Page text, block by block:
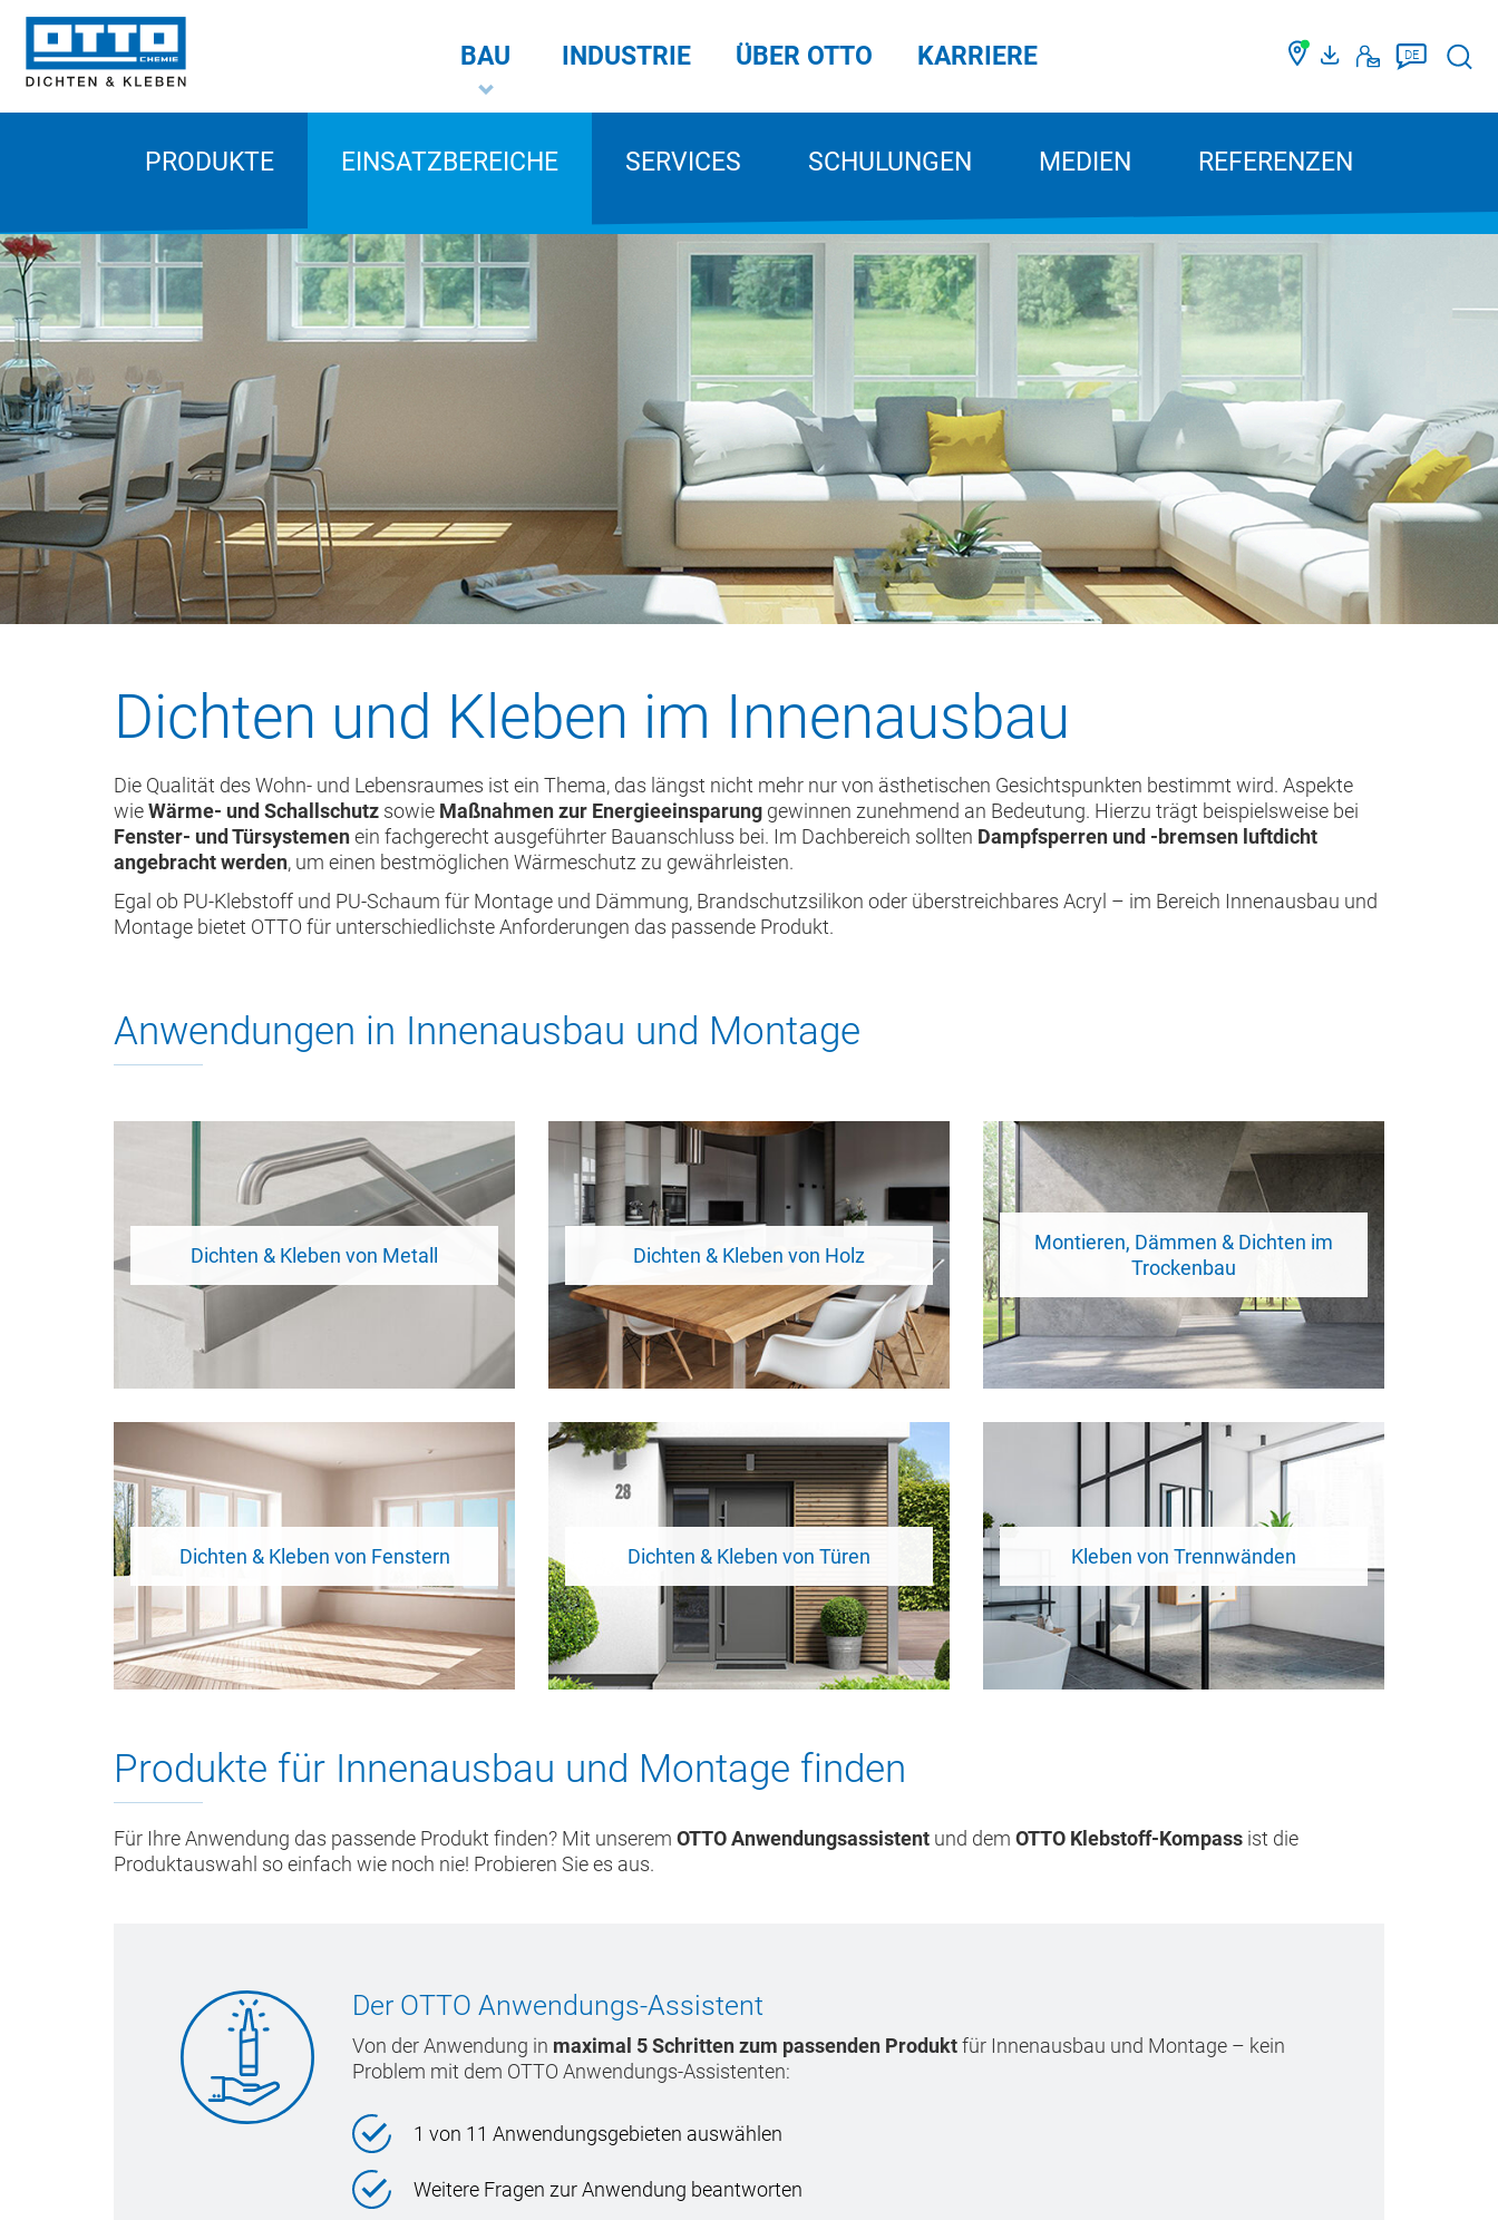
DE
BAU
PRODUKTE EINSATZBEREICHE SERVICES SCHULUNGEN MEDIEN REFERENZEN
INDUSTRIE ÜBER OTTO KARRIERE
Dichten und Kleben im Innenausbau
Die Qualität des Wohn- und Lebensraumes ist ein Thema, das längst nicht mehr nur von ästhetischen Gesichtspunkten bestimmt wird. Aspekte
wieWärme- und Schallschutz sowie Maßnahmen zur Energieeinsparung gewinnen zunehmend an Bedeutung. Hierzu trägt beispielsweise bei
Fenster- und Türsystemenein fachgerecht ausgeführter Bauanschluss bei. Im Dachbereich sollten Dampfsperren und -bremsen luftdicht
angebracht werden, um einen bestmöglichen Wärmeschutz zu gewährleisten.
Egal ob PU-Klebstoff und PU-Schaum für Montage und Dämmung, Brandschutzsilikon oder überstreichbares Acryl – im Bereich Innenausbau und
Montage bietet OTTO für unterschiedlichste Anforderungen das passende Produkt.
Anwendungen in Innenausbau und Montage
Dichten & Kleben von Metall Dichten & Kleben von Holz
Montieren, Dämmen & Dichten im
Trockenbau
Dichten & Kleben von Fenstern Dichten & Kleben von Türen Kleben von Trennwänden
Produkte für Innenausbau und Montage finden
Für Ihre Anwendung das passende Produkt finden? Mit unserem OTTO Anwendungsassistent und dem OTTO Klebstoff-Kompass ist die
Produktauswahl so einfach wie noch nie! Probieren Sie es aus.
Der OTTO Anwendungs-Assistent
Von der Anwendung in maximal 5 Schritten zum passenden Produktfür Innenausbau und Montage – kein
Problem mit dem OTTO Anwendungs-Assistenten:
1 von 11 Anwendungsgebieten auswählen
Weitere Fragen zur Anwendung beantworten